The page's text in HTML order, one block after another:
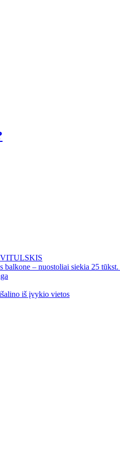
balkone – nuostoliai siekia 25 tūkst.
iš įvykio vietos